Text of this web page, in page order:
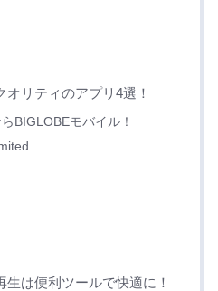
リティのアプリ4選！
BIGLOBEモバイル！
生は便利ツールで快適に！